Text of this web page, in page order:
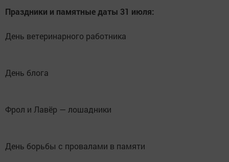
Праздники и памятные даты 31 июля:
День ветеринарного работника
День блога
Фрол и Лавёр — лошадники
День борьбы с провалами в памяти